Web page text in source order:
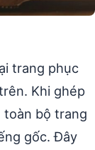
trang phục
Khi ghép
toàn bộ trang
gốc. Đây